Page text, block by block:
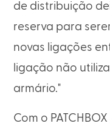
de distribuição
reserva para
novas ligações
ligação não
armário."
Com o